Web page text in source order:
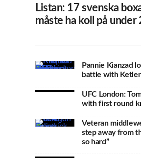
Listan: 17 svenska
måste ha koll på under
Pannie Kianzad
battle with
UFC London:
with first round
Veteran
step away from
so hard”